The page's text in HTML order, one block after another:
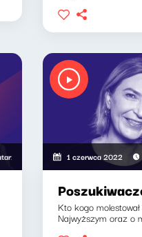
Kasia, Klaudiusz Slezak
1 czerwca 2022
Kto kogo
Najwyższym oraz o